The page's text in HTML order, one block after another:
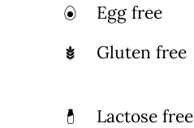
Egg free
Gluten free
Lactose free